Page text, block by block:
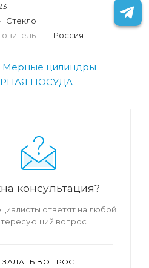
Стекло
— Россия
Мерные цилиндры
ПОСУДА
консультация?
ответят на любой
вопрос
ЗАДАТЬ ВОПРОС